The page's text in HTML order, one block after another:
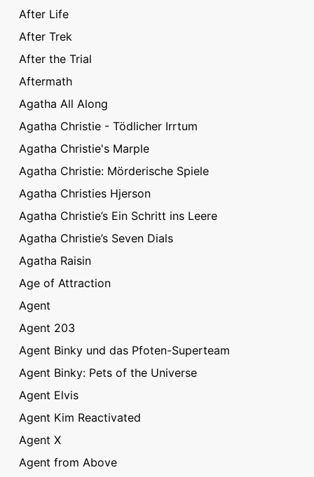
After Life
After Trek
After the Trial
Aftermath
Agatha All Along
Agatha Christie - Tödlicher Irrtum
Agatha Christie's Marple
Agatha Christie: Mörderische Spiele
Agatha Christies Hjerson
Agatha Christie’s Ein Schritt ins Leere
Agatha Christie’s Seven Dials
Agatha Raisin
Age of Attraction
Agent
Agent 203
Agent Binky und das Pfoten-Superteam
Agent Binky: Pets of the Universe
Agent Elvis
Agent Kim Reactivated
Agent X
Agent from Above